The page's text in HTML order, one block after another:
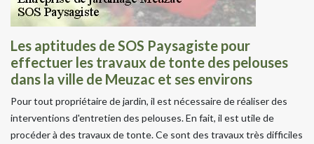
Les aptitudes de SOS Paysagiste pour
effectuer les travaux de tonte des pelouses
dans la ville de Meuzac et ses environs
Pour tout propriétaire de jardin, il est nécessaire de réaliser des
interventions d'entretien des pelouses. En fait, il est utile de
procéder à des travaux de tonte. Ce sont des travaux très difficiles